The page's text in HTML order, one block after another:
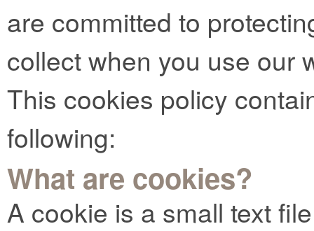
are committed to
collect when you use our
This cookies policy
following:
What are cookies?
A cookie is a small text